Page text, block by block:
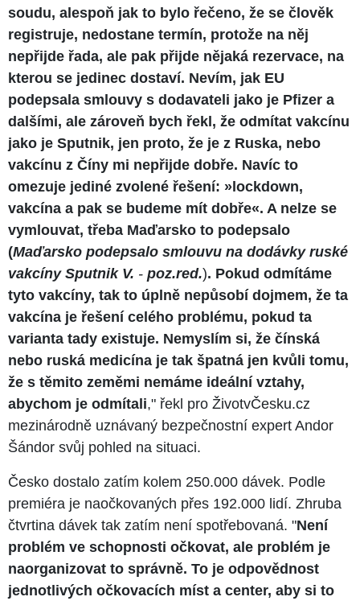
soudu, alespoň jak to bylo řečeno, že se člověk
registruje, nedostane termín, protože na něj
nepřijde řada, ale pak přijde nějaká rezervace, na
kterou se jedinec dostaví. Nevím, jak EU
podepsala smlouvy s dodavateli jako je Pfizer a
dalšími, ale zároveň bych řekl, že odmítat vakcínu
jako je Sputnik, jen proto, že je z Ruska, nebo
vakcínu z Číny mi nepřijde dobře. Navíc to
omezuje jediné zvolené řešení: »lockdown,
vakcína a pak se budeme mít dobře«. A nelze se
vymlouvat, třeba Maďarsko to podepsalo
(Maďarsko podepsalo smlouvu na dodávky ruské
vakcíny Sputnik V. - poz.red.). Pokud odmítáme
tyto vakcíny, tak to úplně nepůsobí dojmem, že ta
vakcína je řešení celého problému, pokud ta
varianta tady existuje. Nemyslím si, že čínská
nebo ruská medicína je tak špatná jen kvůli tomu,
že s těmito zeměmi nemáme ideální vztahy,
abychom je odmítali," řekl pro ŽivotvČesku.cz
mezinárodně uznávaný bezpečnostní expert Andor
Šándor svůj pohled na situaci.
Česko dostalo zatím kolem 250.000 dávek. Podle
premiéra je naočkovaných přes 192.000 lidí. Zhruba
čtvrtina dávek tak zatím není spotřebovaná. "Není
problém ve schopnosti očkovat, ale problém je
naorganizovat to správně. To je odpovědnost
jednotlivých očkovacích míst a center, aby si to